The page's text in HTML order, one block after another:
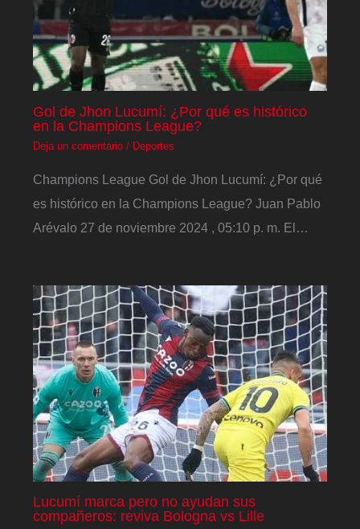
Gol de Jhon Lucumí: ¿Por qué es histórico
en la Champions League?
Deja un comentario / Deportes
Champions League Gol de Jhon Lucumí: ¿Por qué
es histórico en la Champions League? Juan Pablo
Arévalo 27 de noviembre 2024 , 05:10 p. m. El…
Lucumí marca pero no ayudan sus
compañeros: reviva Bologna vs Lille